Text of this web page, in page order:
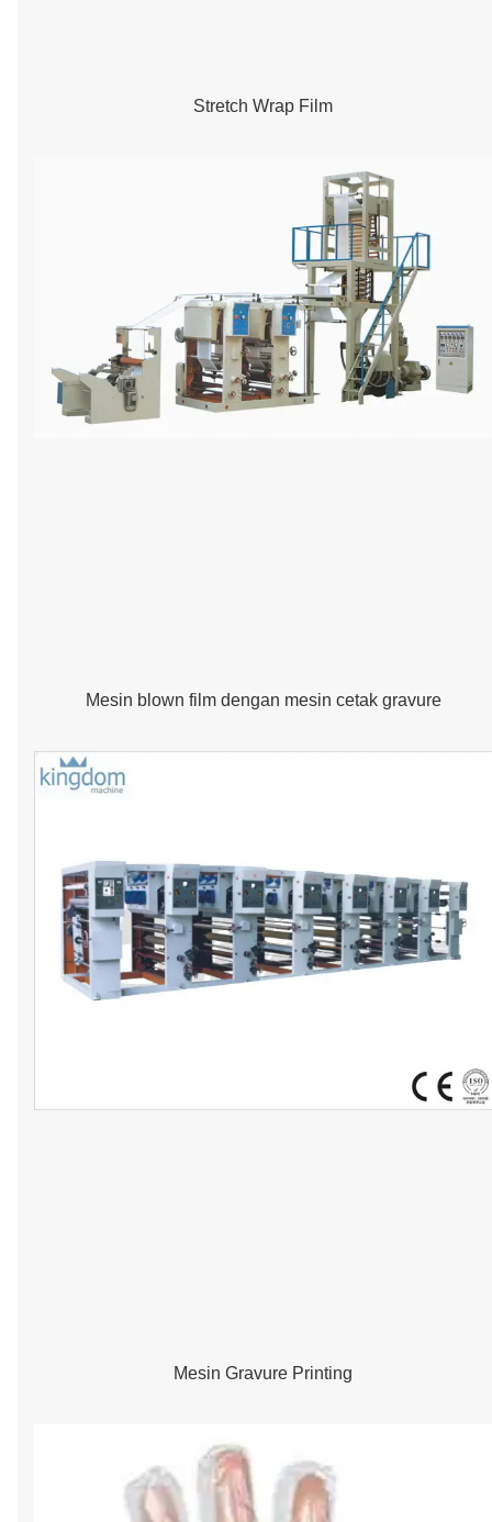
Stretch Wrap Film
Mesin blown film dengan mesin cetak gravure
Mesin Gravure Printing